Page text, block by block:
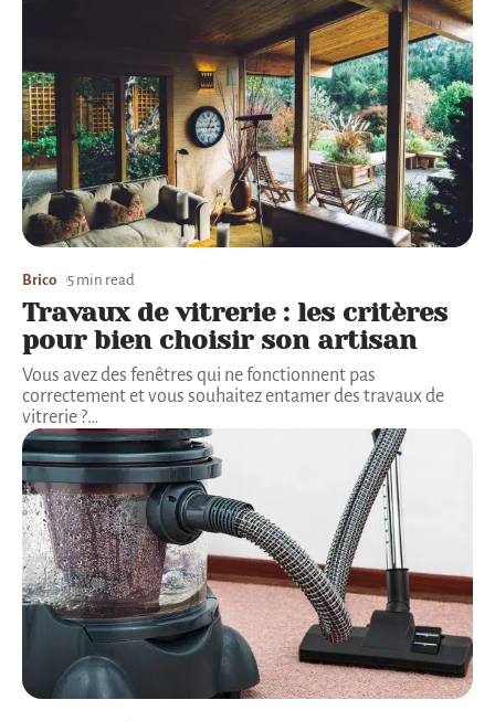
Brico 5 min read
Travaux de vitrerie : les critères
pour bien choisir son artisan
Vous avez des fenêtres qui ne fonctionnent pas
correctement et vous souhaitez entamer des travaux de
vitrerie ?…